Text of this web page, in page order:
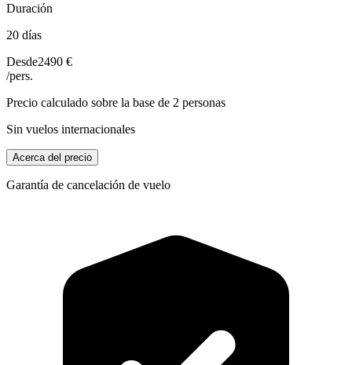
Duración
20 días
Desde2490 €
/pers.
Precio calculado sobre la base de 2 personas
Sin vuelos internacionales
Acerca del precio
Garantía de cancelación de vuelo